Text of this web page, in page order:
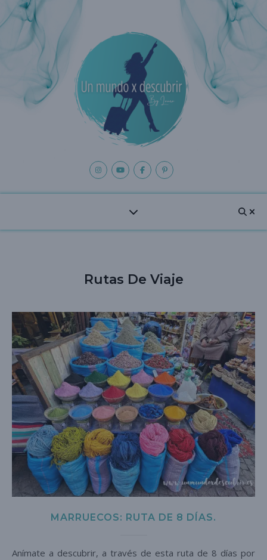
Rutas De Viaje
MARRUECOS: RUTA DE 8 DÍAS.
Anímate a descubrir, a través de esta ruta de 8 días por